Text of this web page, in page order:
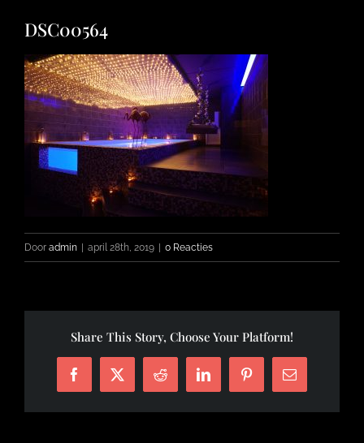
FOTO’S
INFO
OPENINGSTIJDEN
CONTACT
DSC00564
Door admin april 28th, 2019 0 Reacties
Share This Story, Choose Your Platform!
Facebook
X Reddit LinkedInPinterest
E-
mail